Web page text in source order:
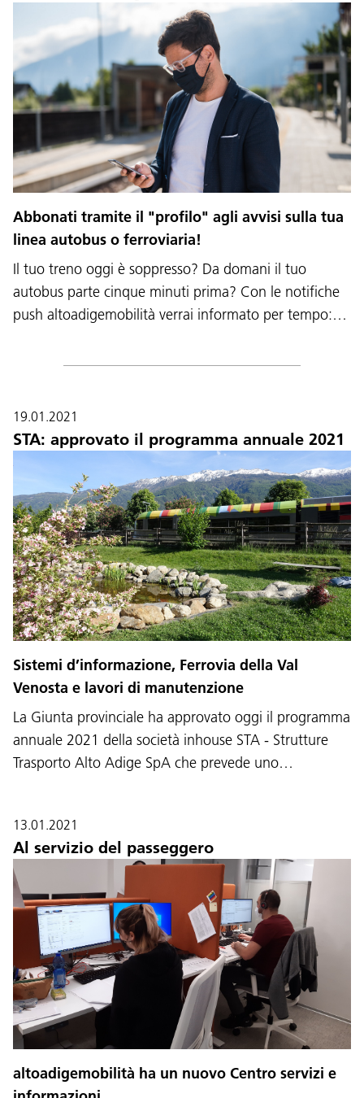
Abbonati tramite il "profilo" agli avvisi sulla tua
linea autobus o ferroviaria!
Il tuo treno oggi è soppresso? Da domani il tuo
autobus parte cinque minuti prima? Con le notifiche
push altoadigemobilità verrai informato per tempo:…
19.01.2021
STA: approvato il programma annuale 2021
Sistemi d’informazione, Ferrovia della Val
Venosta e lavori di manutenzione
La Giunta provinciale ha approvato oggi il programma
annuale 2021 della società inhouse STA - Strutture
Trasporto Alto Adige SpA che prevede uno…
13.01.2021
Al servizio del passeggero
altoadigemobilità ha un nuovo Centro servizi e